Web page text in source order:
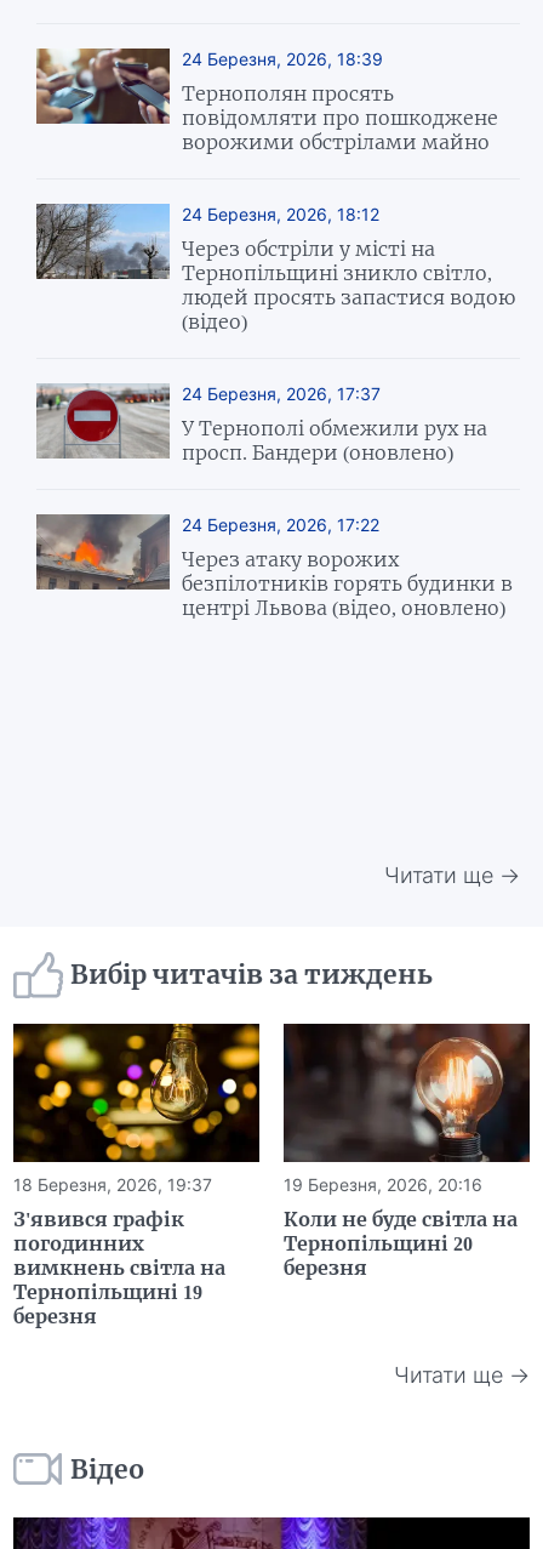
24 Березня, 2026, 18:39
Тернополян просять
повідомляти про пошкоджене
ворожими обстрілами майно
24 Березня, 2026, 18:12
Через обстріли у місті на
Тернопільщині зникло світло,
людей просять запастися водою
(відео)
24 Березня, 2026, 17:37
У Тернополі обмежили рух на
просп. Бандери (оновлено)
24 Березня, 2026, 17:22
Через атаку ворожих
безпілотників горять будинки в
центрі Львова (відео, оновлено)
Читати ще →
Вибір читачів за тиждень
18 Березня, 2026, 19:37
З'явився графік
погодинних
вимкнень світла на
Тернопільщині 19
березня
19 Березня, 2026, 20:16
Коли не буде світла на
Тернопільщині 20
березня
Читати ще →
Відео